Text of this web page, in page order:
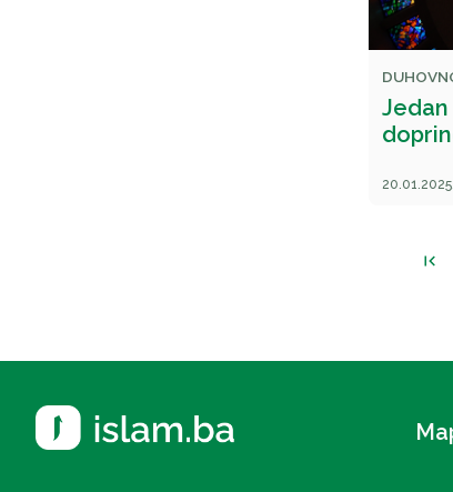
20.01.2025.
first_page